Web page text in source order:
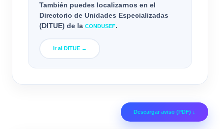
También puedes localizarnos en el
Directorio de Unidades Especializadas
(DITUE) de la CONDUSEF.
Ir al DITUE →
Descargar aviso (PDF) ↓